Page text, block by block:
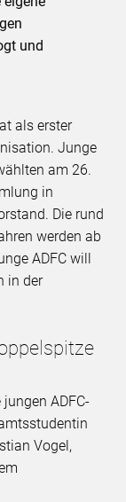
und
als erster
Junge
am 26.
in
Die rund
werden ab
ADFC will
in der
ADFC-
Vogel,